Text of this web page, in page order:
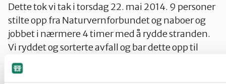
Dette tok vi tak i torsdag 22. mai 2014. 9 personer
stilte opp fra Naturvernforbundet og naboer og
jobbet i nærmere 4 timer med å rydde stranden.
Vi ryddet og sorterte avfall og bar dette opp til
Svelvikveien. Drammen kommune sørger for
bortkjøring av avfallet.